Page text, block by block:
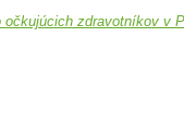
zdravotníkov v